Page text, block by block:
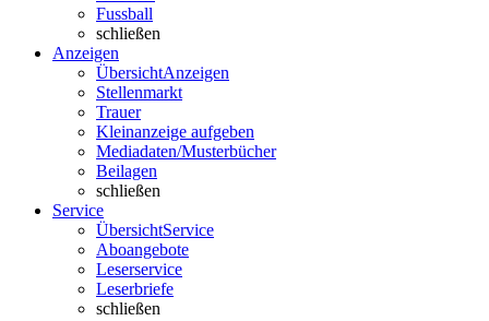
Fussball
schließen
Anzeigen
ÜbersichtAnzeigen
Stellenmarkt
Trauer
Kleinanzeige aufgeben
Mediadaten/Musterbücher
Beilagen
schließen
Service
ÜbersichtService
Aboangebote
Leserservice
Leserbriefe
schließen